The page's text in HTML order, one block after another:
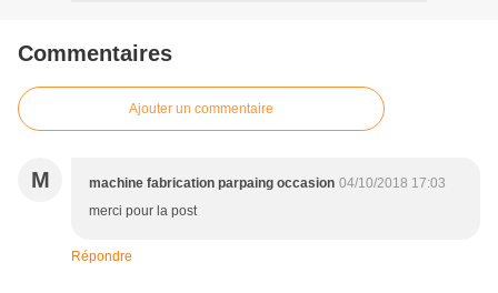
Commentaires
Ajouter un commentaire
M machine fabrication parpaing occasion 04/10/2018 17:03
merci pour la post
Répondre